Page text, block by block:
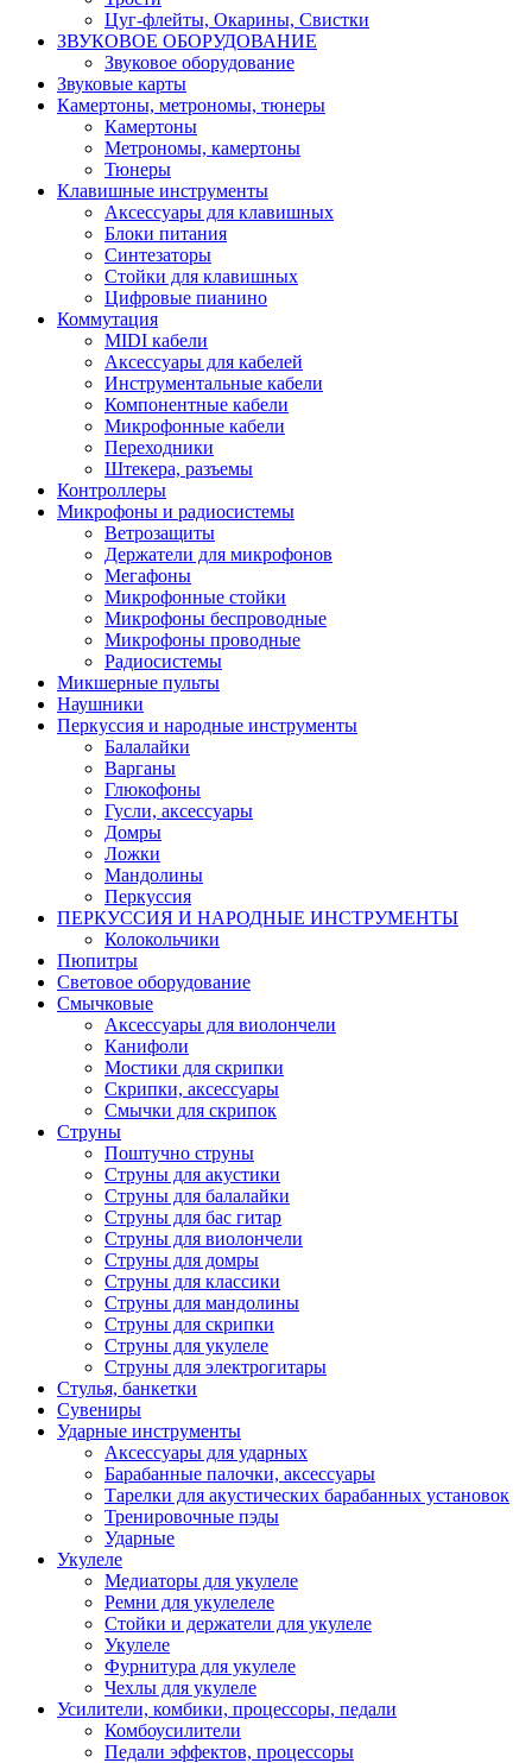
Цуг-флейты, Окарины, Свистки
ЗВУКОВОЕ ОБОРУДОВАНИЕ
Звуковое оборудование
Звуковые карты
Камертоны, метрономы, тюнеры
Камертоны
Метрономы, камертоны
Тюнеры
Клавишные инструменты
Аксессуары для клавишных
Блоки питания
Синтезаторы
Стойки для клавишных
Цифровые пианино
Коммутация
MIDI кабели
Аксессуары для кабелей
Инструментальные кабели
Компонентные кабели
Микрофонные кабели
Переходники
Штекера, разъемы
Контроллеры
Микрофоны и радиосистемы
Ветрозащиты
Держатели для микрофонов
Мегафоны
Микрофонные стойки
Микрофоны беспроводные
Микрофоны проводные
Радиосистемы
Микшерные пульты
Наушники
Перкуссия и народные инструменты
Балалайки
Варганы
Глюкофоны
Гусли, аксессуары
Домры
Ложки
Мандолины
Перкуссия
ПЕРКУССИЯ И НАРОДНЫЕ ИНСТРУМЕНТЫ
Колокольчики
Пюпитры
Световое оборудование
Смычковые
Аксессуары для виолончели
Канифоли
Мостики для скрипки
Скрипки, аксессуары
Смычки для скрипок
Струны
Поштучно струны
Струны для акустики
Струны для балалайки
Струны для бас гитар
Струны для виолончели
Струны для домры
Струны для классики
Струны для мандолины
Струны для скрипки
Струны для укулеле
Струны для электрогитары
Стулья, банкетки
Сувениры
Ударные инструменты
Аксессуары для ударных
Барабанные палочки, аксессуары
Тарелки для акустических барабанных установок
Тренировочные пэды
Ударные
Укулеле
Медиаторы для укулеле
Ремни для укулелеле
Стойки и держатели для укулеле
Укулеле
Фурнитура для укулеле
Чехлы для укулеле
Усилители, комбики, процессоры, педали
Комбоусилители
Педали эффектов, процессоры